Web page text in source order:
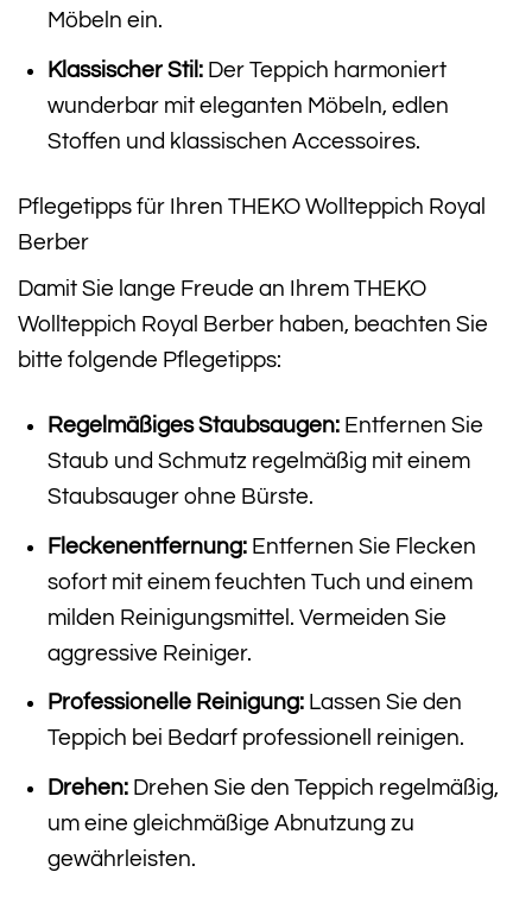
Möbeln ein.
Klassischer Stil:Der Teppich harmoniert
wunderbar mit eleganten Möbeln, edlen
Stoffen und klassischen Accessoires.
Pflegetipps für Ihren THEKO Wollteppich Royal
Berber
Damit Sie lange Freude an Ihrem THEKO
Wollteppich Royal Berber haben, beachten Sie
bitte folgende Pflegetipps:
Regelmäßiges Staubsaugen:Entfernen Sie
Staub und Schmutz regelmäßig mit einem
Staubsauger ohne Bürste.
Fleckenentfernung:Entfernen Sie Flecken
sofort mit einem feuchten Tuch und einem
milden Reinigungsmittel. Vermeiden Sie
aggressive Reiniger.
Professionelle Reinigung:Lassen Sie den
Teppich bei Bedarf professionell reinigen.
Drehen:Drehen Sie den Teppich regelmäßig,
um eine gleichmäßige Abnutzung zu
gewährleisten.